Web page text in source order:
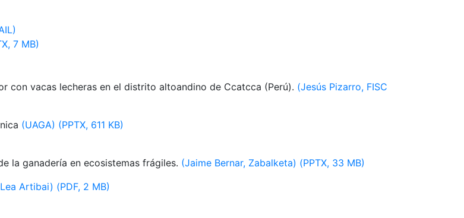
7 MB)
con vacas lecheras en el distrito altoandino de Ccatcca (Perú). (Jesús Pizarro, FISC
(UAGA) (PPTX, 611 KB)
la ganadería en ecosistemas frágiles. (Jaime Bernar, Zabalketa) (PPTX, 33 MB)
Artibai) (PDF, 2 MB)